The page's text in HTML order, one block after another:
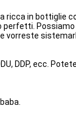
ricca in bottiglie
DDP, ecc.